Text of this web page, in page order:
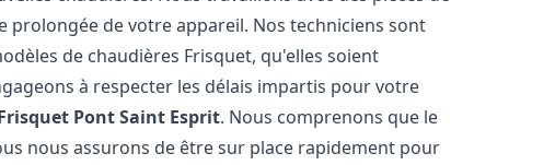
de votre appareil. Nos techniciens sont
de chaudières Frisquet, qu'elles soient
à respecter les délais impartis pour votre
Pont Saint Esprit. Nous comprenons que le
nous assurons de être sur place rapidement pour